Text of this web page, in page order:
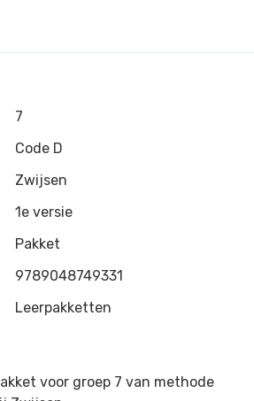
7
Code D
Zwijsen
1e versie
Pakket
9789048749331
Leerpakketten
voor groep 7 van methode